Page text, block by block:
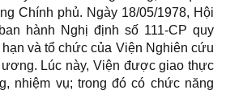
Chính phủ. Ngày 18/05/1978, Hội
hành Nghị định số 111-CP quy
và tổ chức của Viện Nghiên cứu
Lúc này, Viện được giao thực
nhiệm vụ; trong đó có chức năng